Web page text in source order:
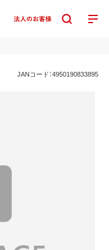
JANコード：4950190833895